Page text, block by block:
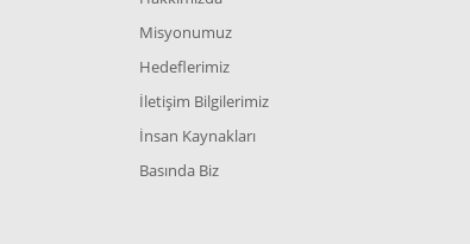
Misyonumuz
Hedeflerimiz
İletişim Bilgilerimiz
İnsan Kaynakları
Basında Biz